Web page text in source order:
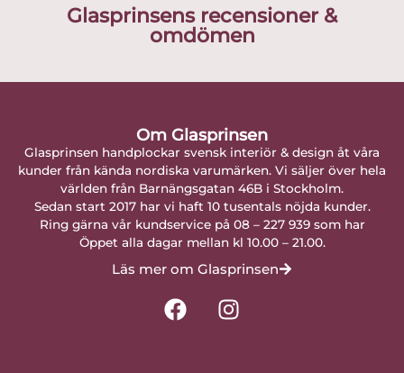
Glasprinsens recensioner &
omdömen
Om Glasprinsen
Glasprinsen handplockar svensk interiör & design åt våra
kunder från kända nordiska varumärken. Vi säljer över hela
världen från Barnängsgatan 46B i Stockholm.
Sedan start 2017 har vi haft 10 tusentals nöjda kunder.
Ring gärna vår kundservice på 08 – 227 939 som har
Öppet alla dagar mellan kl 10.00 – 21.00.
Läs mer om Glasprinsen
F
a
I
n